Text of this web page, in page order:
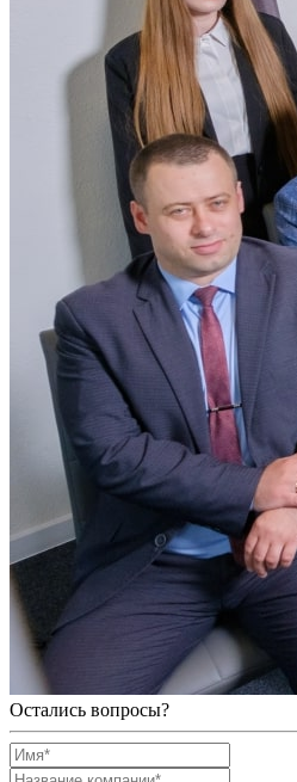
Остались вопросы?